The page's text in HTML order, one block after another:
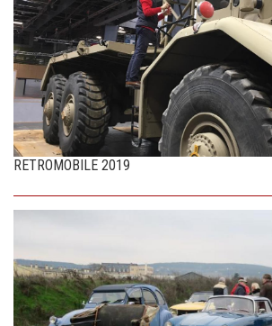
RETROMOBILE 2019